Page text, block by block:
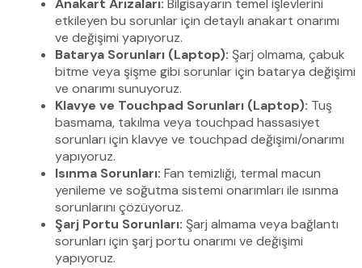
Anakart Arızaları: Bilgisayarın temel işlevlerini
etkileyen bu sorunlar için detaylı anakart onarımı
ve değişimi yapıyoruz.
Batarya Sorunları (Laptop): Şarj olmama, çabuk
bitme veya şişme gibi sorunlar için batarya değişimi
ve onarımı sunuyoruz.
Klavye ve Touchpad Sorunları (Laptop): Tuş
basmama, takılma veya touchpad hassasiyet
sorunları için klavye ve touchpad değişimi/onarımı
yapıyoruz.
Isınma Sorunları: Fan temizliği, termal macun
yenileme ve soğutma sistemi onarımları ile ısınma
sorunlarını çözüyoruz.
Şarj Portu Sorunları: Şarj almama veya bağlantı
sorunları için şarj portu onarımı ve değişimi
yapıyoruz.